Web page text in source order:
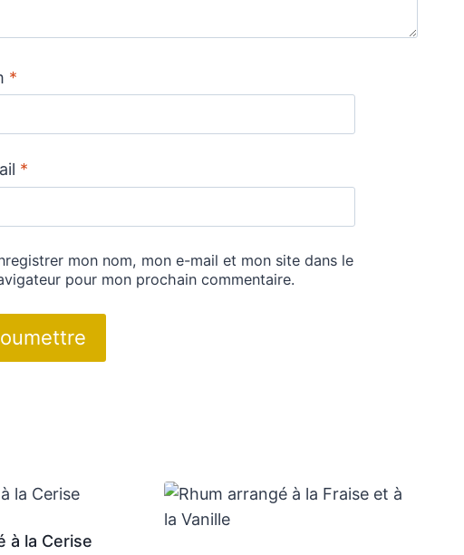
*
*
mon nom, mon e-mail et mon site dans le
pour mon prochain commentaire.
à la Cerise